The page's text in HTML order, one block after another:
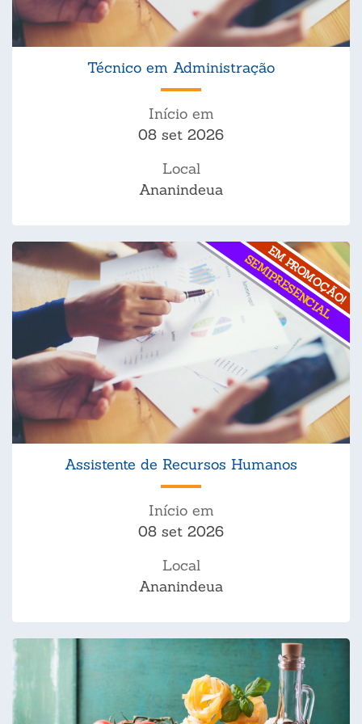
Técnico em Administração
Início em
08 set 2026
Local
Ananindeua
EM PROMOÇÃO!
SEMIPRESENCIAL
Assistente de Recursos Humanos
Início em
08 set 2026
Local
Ananindeua